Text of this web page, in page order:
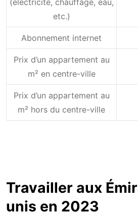
(électricité, chauffage, eau,
etc.)
Abonnement internet
Prix d’un appartement au
m² en centre-ville
Prix d’un appartement au
m² hors du centre-ville
Travailler aux
unis en 2023